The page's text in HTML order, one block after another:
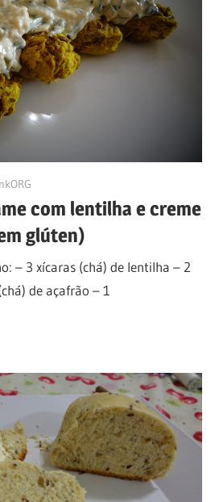
com lentilha e creme
glúten)
– 3 xícaras (chá) de lentilha – 2
de açafrão – 1